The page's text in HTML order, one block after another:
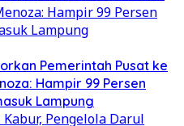
Pemerintah Pusat ke
Hampir 99 Persen
Lampung